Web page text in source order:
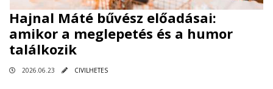
Hajnal Máté bűvész előadásai:
amikor a meglepetés és a humor
találkozik
2026.06.23 CIVILHETES